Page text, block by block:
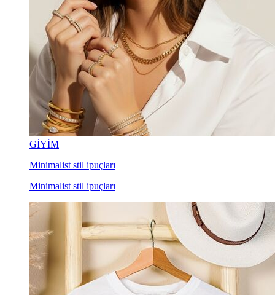
GİYİM
Minimalist stil ipuçları
Minimalist stil ipuçları